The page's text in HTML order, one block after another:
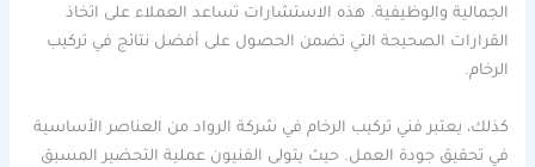
الجمالية والوظيفية. هذه الاستشارات تساعد العملاء على اتخاذ
القرارات الصحيحة التي تضمن الحصول على أفضل نتائج في تركيب
الرخام.
كذلك، يعتبر فني تركيب الرخام في شركة الرواد من العناصر الأساسية
في تحقيق جودة العمل. حيث يتولى الفنيون عملية التحضير المسبق